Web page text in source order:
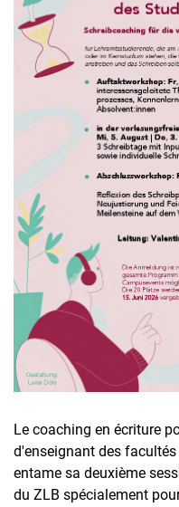
Le coaching en écriture
d'enseignant des
entame sa deuxième
du ZLB spécialement